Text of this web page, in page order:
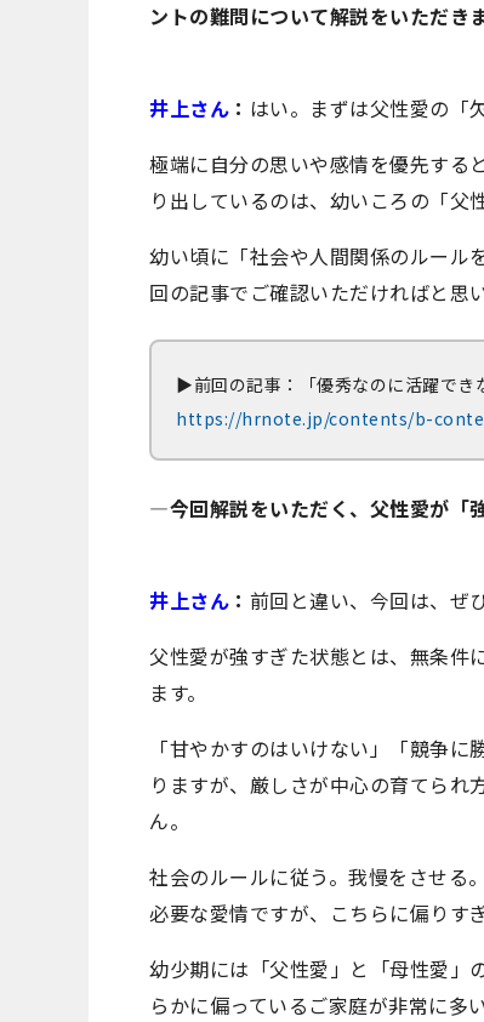
ントの難問について解説をいただき
井上さん ： はい。まずは父性愛の「
極端に自分の思いや感情を優先する
り出しているのは、幼いころの「父
幼い頃に「社会や人間関係のルール
回の記事でご確認いただければと思い
▶︎前回の記事：「優秀なのに活躍でき
https://hrnote.jp/contents/b-
―今回解説をいただく、父性愛が「
井上さん ： 前回と違い、今回は、ぜ
父性愛が強すぎた状態とは、無条件
ます。
「甘やかすのはいけない」「競争
りますが、厳しさが中心の育てられ
ん。
社会のルールに従う。我慢をさせる
必要な愛情ですが、こちらに偏りす
幼少期には「父性愛」と「母性愛」
らかに偏っているご家庭が非常に多